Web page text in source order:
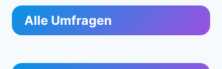
Alle Umfragen